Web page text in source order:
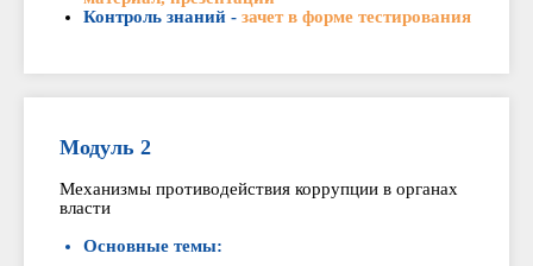
Контроль знаний - зачет в форме тестирования
Модуль 2
Механизмы противодействия коррупции в органах
власти
Основные темы: